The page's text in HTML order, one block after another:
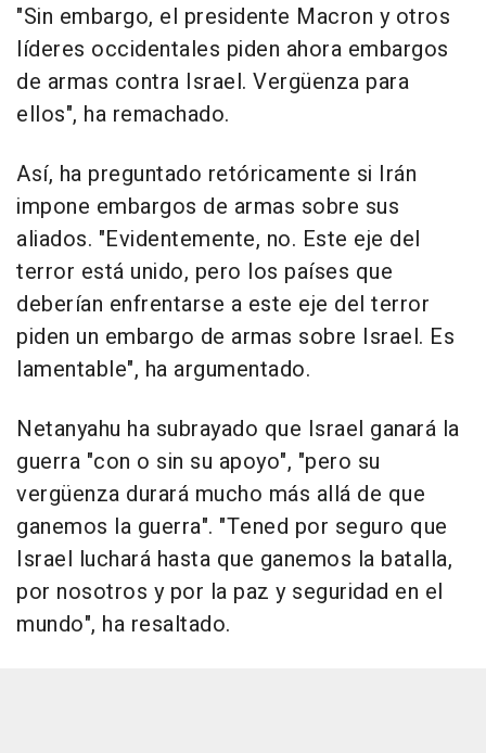
"Sin embargo, el presidente Macron y otros
líderes occidentales piden ahora embargos
de armas contra Israel. Vergüenza para
ellos", ha remachado.
Así, ha preguntado retóricamente si Irán
impone embargos de armas sobre sus
aliados. "Evidentemente, no. Este eje del
terror está unido, pero los países que
deberían enfrentarse a este eje del terror
piden un embargo de armas sobre Israel. Es
lamentable", ha argumentado.
Netanyahu ha subrayado que Israel ganará la
guerra "con o sin su apoyo", "pero su
vergüenza durará mucho más allá de que
ganemos la guerra". "Tened por seguro que
Israel luchará hasta que ganemos la batalla,
por nosotros y por la paz y seguridad en el
mundo", ha resaltado.